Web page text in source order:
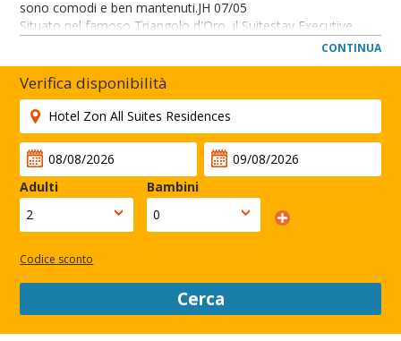
sono comodi e ben mantenuti.JH 07/05
Situato nel famoso Triangolo d'Oro, il Suitestay Executive
Residences e' ad una breve passeggiata dalle universalmente
commerciali, luoghi di divertimento e prestigiose file di
Ambasciate, il Suitestay e' letteralmente posizionato nel fulcro
della vibrante vita di Kuala Lumpur.
CHIUDI
CONTINUA
Verifica disponibilità
Adulti Bambini
Codice sconto
Cerca